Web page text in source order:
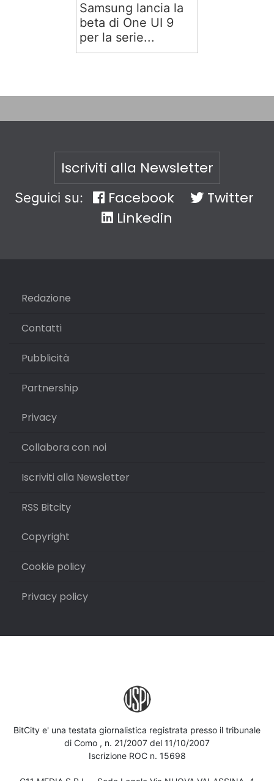
Samsung lancia la
beta di One UI 9
per la serie...
Iscriviti alla Newsletter
Seguici su: Facebook
Twitter
Linkedin
Redazione
Contatti
Pubblicità
Partnership
Privacy
Collabora con noi
Iscriviti alla Newsletter
RSS Bitcity
Copyright
Cookie policy
Privacy policy
BitCity e' una testata giornalistica registrata presso il tribunale
di Como , n. 21/2007 del 11/10/2007
Iscrizione ROC n. 15698